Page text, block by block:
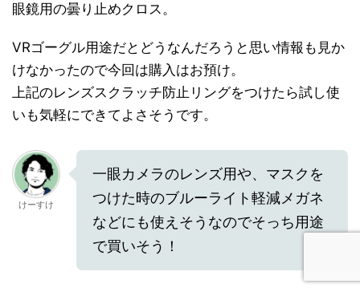
眼鏡用の曇り止めクロス。
VRゴーグル用途だとどうなんだろうと思い情報も見か
けなかったので今回は購入はお預け。
上記のレンズスクラッチ防止リングをつけたら試し使
いも気軽にできてよさそうです。
けーすけ
一眼カメラのレンズ用や、マスクを
つけた時のブルーライト軽減メガネ
などにも使えそうなのでそっち用途
で買いそう！